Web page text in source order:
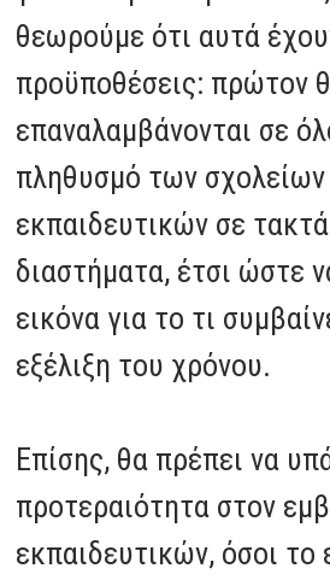
θεωρούμε ότι αυτά
προϋποθέσεις: πρώτον
επαναλαμβάνονται σε
πληθυσμό των
εκπαιδευτικών σε
διαστήματα, έτσι ώστε
εικόνα για το τι
εξέλιξη του χρόνου.
Επίσης, θα πρέπει να
προτεραιότητα στον
εκπαιδευτικών, όσοι το